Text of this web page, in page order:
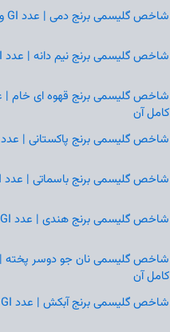
شاخص گلیسمی برنج دمی | عدد GI و بررسی کامل آن
شاخص گلیسمی برنج نیم‌ دانه | عدد GI و بررسی کامل آن
کامل آن
شاخص گلیسمی برنج پاکستانی | عدد GI و بررسی کامل آن
شاخص گلیسمی برنج باسماتی | عدد GI و بررسی کامل آن
شاخص گلیسمی برنج هندی | عدد GI و بررسی کامل آن
کامل آن
شاخص گلیسمی برنج آبکش | عدد GI و بررسی کامل آن